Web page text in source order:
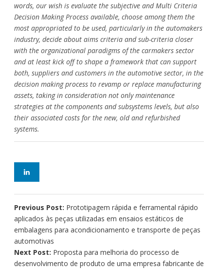
words, our wish is evaluate the subjective and Multi Criteria
Decision Making Process available, choose among them the
most appropriated to be used, particularly in the automakers
industry, decide about aims criteria and sub-criteria closer
with the organizational paradigms of the carmakers sector
and at least kick off to shape a framework that can support
both, suppliers and customers in the automotive sector, in the
decision making process to revamp or replace manufacturing
assets, taking in consideration not only maintenance
strategies at the components and subsystems levels, but also
their associated costs for the new, old and refurbished
systems.
Previous Post: Prototipagem rápida e ferramental rápido
aplicados às peças utilizadas em ensaios estáticos de
embalagens para acondicionamento e transporte de peças
automotivas
Next Post: Proposta para melhoria do processo de
desenvolvimento de produto de uma empresa fabricante de